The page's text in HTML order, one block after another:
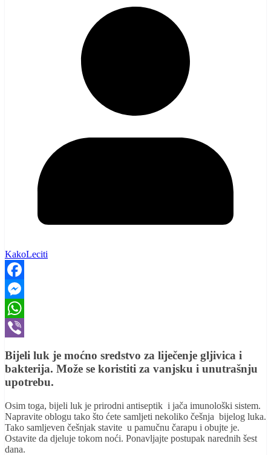
KakoLeciti
Facebook
Messenger
WhatsApp
Bijeli luk je moćno sredstvo za liječenje gljivica i
bakterija. Može se koristiti za vanjsku i unutrašnju
upotrebu.
Osim toga, bijeli luk je prirodni antiseptik i jača imunološki sistem.
Napravite oblogu tako što ćete samljeti nekoliko češnja bijelog luka.
Tako samljeven češnjak stavite u pamučnu čarapu i obujte je.
Ostavite da djeluje tokom noći. Ponavljajte postupak narednih šest
dana.